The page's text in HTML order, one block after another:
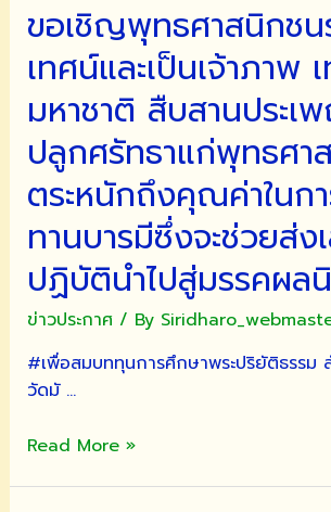
ขอเชิญพุทธศาสนิกช
เทศน์และเป็นเจ้าภาพ
มหาชาติ สืบสานประเ
ปลูกศรัทธาแก่พุทธศา
ตระหนักถึงคุณค่าในก
ทานบารมีซึ่งจะช่วยส่ง
ปฏิบัตินำไปสู่มรรคผล
ข่าวประกาศ/ By
#เพื่อสมบททุนการศึกษาพระปริยัติธรรม
วัดมั …
ขอ
Read More »